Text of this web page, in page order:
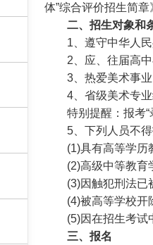
体”综合评价招生简
二、招生对象和
1、遵守中华人民
2、应、往届高中毕
3、热爱美术事业
4、省级美术专业
特别提醒：报考“录
5、下列人员不得
(1)具有高等学历
(2)高级中等教育
(3)因触犯刑法已被
(4)被高等学校开除
(5)因在招生考试中
三、报名